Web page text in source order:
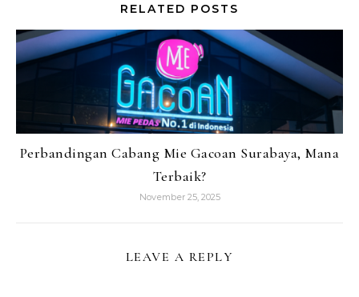
RELATED POSTS
Perbandingan Cabang Mie Gacoan Surabaya, Mana
Terbaik?
November 25, 2025
LEAVE A REPLY